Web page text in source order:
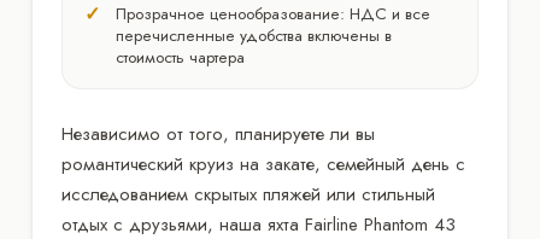
Прозрачное ценообразование: НДС и все
перечисленные удобства включены в
стоимость чартера
Независимо от того, планируете ли вы
романтический круиз на закате, семейный день с
исследованием скрытых пляжей или стильный
отдых с друзьями, наша яхта Fairline Phantom 43